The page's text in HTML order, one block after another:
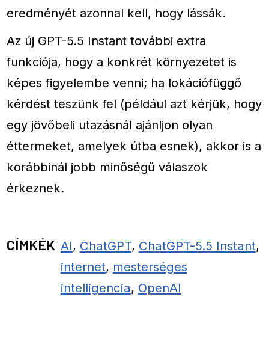
eredményét azonnal kell, hogy lássák.
Az új GPT-5.5 Instant további extra
funkciója, hogy a konkrét környezetet is
képes figyelembe venni; ha lokációfüggő
kérdést teszünk fel (például azt kérjük, hogy
egy jövőbeli utazásnál ajánljon olyan
éttermeket, amelyek útba esnek), akkor is a
korábbinál jobb minőségű válaszok
érkeznek.
CÍMKÉK AI, ChatGPT, ChatGPT-5.5 Instant,
internet, mesterséges
intelligencia, OpenAI